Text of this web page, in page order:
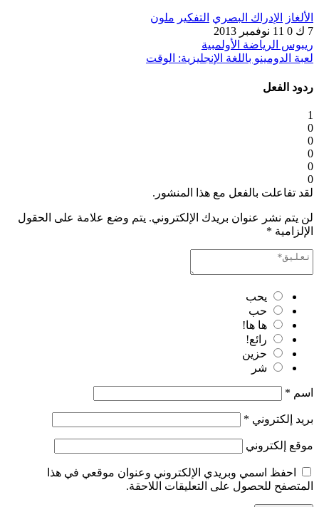
الألغاز الإدراك البصري التفكير ملون
7 ك
0 11 نوفمبر 2013
ريبوس الرياضة الأولمبية
لعبة الدومينو باللغة الإنجليزية: الوقت
ردود الفعل
1
0
0
0
0
0
لقد تفاعلت بالفعل مع هذا المنشور.
لن يتم نشر عنوان بريدك الإلكتروني. يتم وضع علامة على الحقول
الإلزامية *
يحب
حب
ها ها!
رائع!
حزين
شر
اسم *
بريد إلكتروني *
موقع إلكتروني
احفظ اسمي وبريدي الإلكتروني وعنوان موقعي في هذا
المتصفح للحصول على التعليقات اللاحقة.